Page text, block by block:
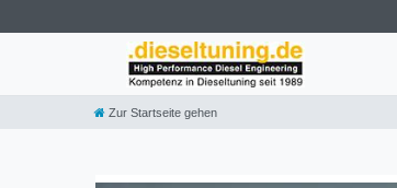
Zur Startseite gehen